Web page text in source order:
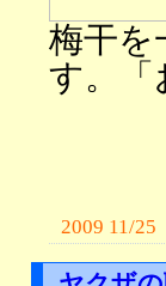
梅干を
す。「
2009 11/25